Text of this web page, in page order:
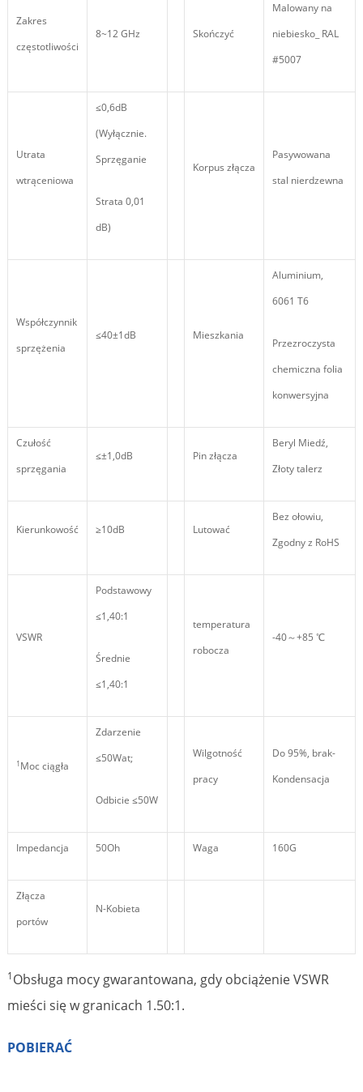
Zakres
częstotliwości
8~12 GHz Skończyć
Malowany na
niebiesko_ RAL
#5007
Utrata
wtrąceniowa
≤0,6dB
(Wyłącznie.
Sprzęganie
Strata 0,01
dB)
Korpus złącza
Pasywowana
stal nierdzewna
Współczynnik
sprzężenia
≤40±1dB Mieszkania
Aluminium,
6061 T6
Przezroczysta
chemiczna folia
konwersyjna
Czułość
sprzęgania
≤±1,0dB Pin złącza
Beryl Miedź,
Złoty talerz
Kierunkowość ≥10dB Lutować
Bez ołowiu,
Zgodny z RoHS
VSWR
Podstawowy
≤1,40:1
Średnie
≤1,40:1
temperatura
robocza
-40～+85 ℃
1 Moc ciągła
Zdarzenie
≤50Wat;
Odbicie ≤50W
Wilgotność
pracy
Do 95%, brak-
Kondensacja
Impedancja 50Oh Waga 160G
Złącza
portów
N-Kobieta
1Obsługa mocy gwarantowana, gdy obciążenie VSWR
mieści się w granicach 1.50:1.
POBIERAĆ